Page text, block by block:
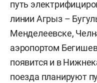
путь
линии Агрыз –
Менделеевске,
аэропортом
появится и в
поезда планируют